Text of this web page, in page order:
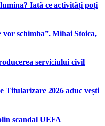
Iată ce activități poți
schimba”. Mihai Stoica,
serviciului civil
Titularizare 2026 aduc vești
scandal UEFA